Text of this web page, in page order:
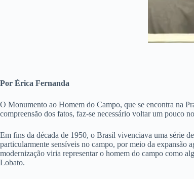
Por Érica Fernanda
O Monumento ao Homem do Campo, que se encontra na
compreensão dos fatos, faz-se necessário voltar um pouco
Em fins da década de 1950, o Brasil vivenciava uma série
particularmente sensíveis no campo, por meio da expansão
modernização viria representar o homem do campo como
Lobato.